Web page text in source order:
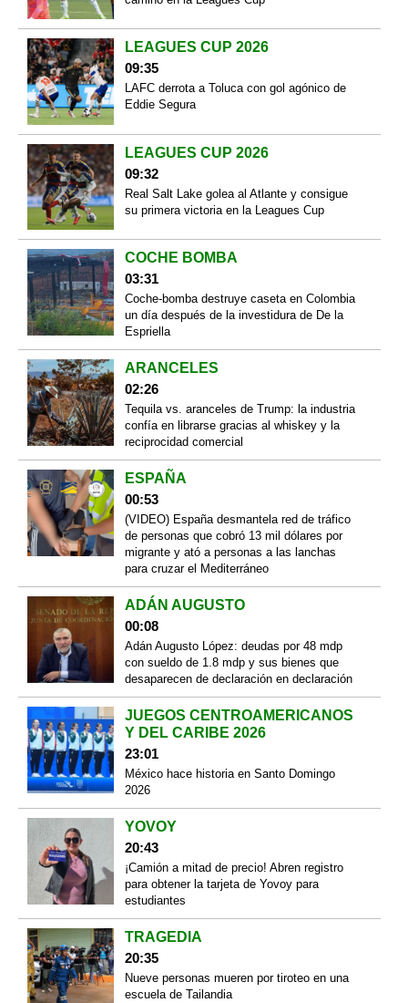
LEAGUES CUP 2026
09:35
LAFC derrota a Toluca con gol agónico de
Eddie Segura
LEAGUES CUP 2026
09:32
Real Salt Lake golea al Atlante y consigue
su primera victoria en la Leagues Cup
COCHE BOMBA
03:31
Coche-bomba destruye caseta en Colombia
un día después de la investidura de De la
Espriella
ARANCELES
02:26
Tequila vs. aranceles de Trump: la industria
confía en librarse gracias al whiskey y la
reciprocidad comercial
ESPAÑA
00:53
(VIDEO) España desmantela red de tráfico
de personas que cobró 13 mil dólares por
migrante y ató a personas a las lanchas
para cruzar el Mediterráneo
ADÁN AUGUSTO
00:08
Adán Augusto López: deudas por 48 mdp
con sueldo de 1.8 mdp y sus bienes que
desaparecen de declaración en declaración
JUEGOS CENTROAMERICANOS
Y DEL CARIBE 2026
23:01
México hace historia en Santo Domingo
2026
YOVOY
20:43
¡Camión a mitad de precio! Abren registro
para obtener la tarjeta de Yovoy para
estudiantes
TRAGEDIA
20:35
Nueve personas mueren por tiroteo en una
escuela de Tailandia